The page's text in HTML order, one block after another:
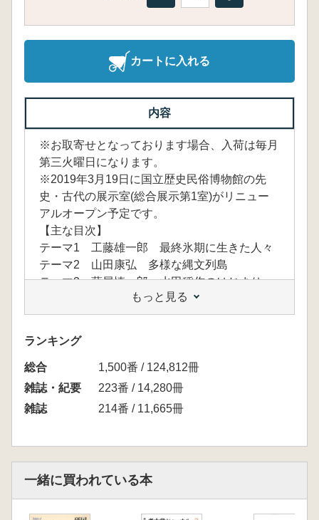
カートに入れる
内容
※お取寄せとなっております場合、入荷は毎月
第三火曜日になります。
※2019年3月19日に国立歴史民俗博物館の先
史・古代の展示室(総合展示第1室)がリニュー
アルオープン予定です。
【主な目次】
テーマ1 工藤雄一郎 最終氷期に生きた人々
テーマ2 山田康弘 多様な縄文列島
テーマ3 藤尾慎一郎 水田稲作のはじまり
テーマ4 上野祥史 倭の登場
テーマ5 林部均 古代国家と列島世界
副室1 髙田貫太 沖ノ島
副室2 仁藤敦史 正倉院文書
もっと見る
ランキング
総合
1,500番 / 124,812冊
雑誌・紀要
223番 / 14,280冊
雑誌
214番 / 11,665冊
一緒に買われている本